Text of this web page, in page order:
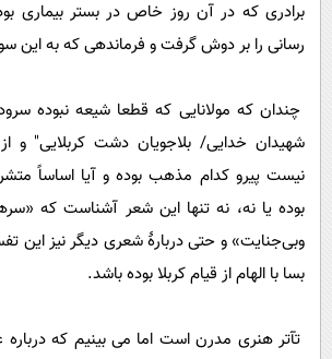
برادری که در آن روز خاص در بستر بیماری
رسانی را بر دوش گرفت و فرماندهی که به این
چندان که مولانایی که قطعا شیعه نبوده
شهیدان خدایی/ بلاجویان دشت کربلایی"
نیست پیرو کدام مذهب بوده و آیا اساساً
بوده یا نه، نه تنها این شعر آشناست که
وبی‌جنایت» و حتی دربارۀ شعری دیگر نیز این
بسا با الهام از قیام کربلا بوده باشد.
تآتر هنری مدرن است اما می بینیم که درباره